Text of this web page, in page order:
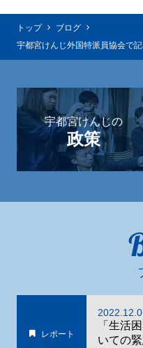
トップ
ブログ
宇都宮けんじ外国特派員協会で
宇都宮けんじの
政策
レポート
「生活
いての